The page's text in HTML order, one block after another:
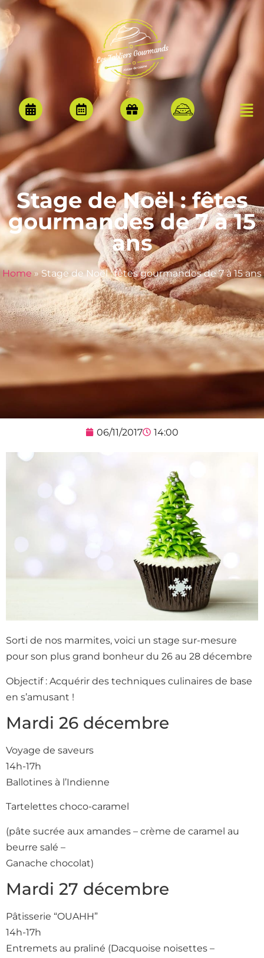
Stage de Noël : fêtes
gourmandes de 7 à 15
ans
Home»Stage de Noël : fêtes gourmandes de 7 à 15 ans
06/11/2017 14:00
Sorti de nos marmites, voici un stage sur-mesure
pour son plus grand bonheur du 26 au 28 décembre
Objectif : Acquérir des techniques culinaires de base
en s’amusant !
Mardi 26 décembre
Voyage de saveurs
14h-17h
Ballotines à l’Indienne
Tartelettes choco-caramel
(pâte sucrée aux amandes – crème de caramel au
beurre salé –
Ganache chocolat)
Mardi 27 décembre
Pâtisserie “OUAHH”
14h-17h
Entremets au praliné (Dacquoise noisettes –